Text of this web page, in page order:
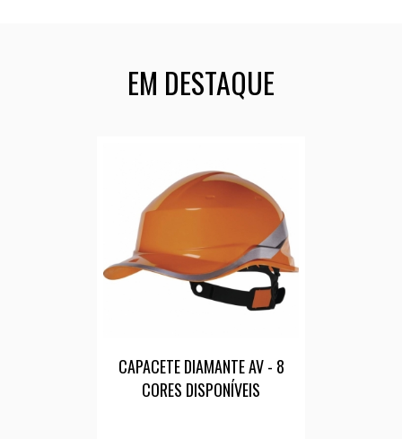
EM DESTAQUE
CAPACETE DIAMANTE AV - 8
CORES DISPONÍVEIS